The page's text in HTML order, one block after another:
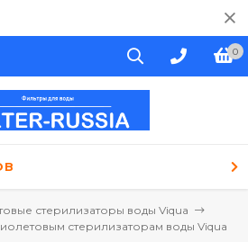
0
стерилизаторы воды Viqua
стерилизаторам воды Viqua